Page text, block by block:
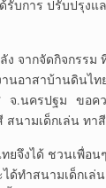
รับการ ปรับปรุงแ
ดกิจกรรม ที่โ
อาสาบ้านดินไท
จ.นครปฐม ขอค
สนามเด็กเล่น ทา
ยจึงได้ ชวนเพื่อน
ด้ทำสนามเด็กเล่